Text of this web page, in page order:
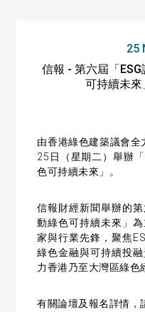
25
信報 - 第六屆「
可持續未
由香港綠色建築議會
25日（星期二）舉辦
色可持續未來」。
信報財經新聞舉辦的
動綠色可持續未來」
家與行業先鋒，聚焦
綠色金融與可持續投
力香港乃至大灣區綠色
有關論壇及報名詳情，